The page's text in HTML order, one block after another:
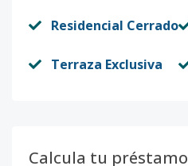
Residencial Cerrado
Terraza Exclusiva
Calcula tu préstamo